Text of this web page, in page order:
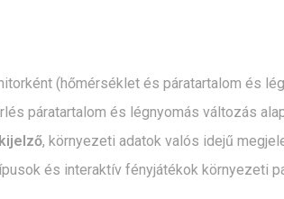
(hőmérséklet és páratartalom és
páratartalom és légnyomás változás
, környezeti adatok valós idejű
és interaktív fényjátékok környezeti